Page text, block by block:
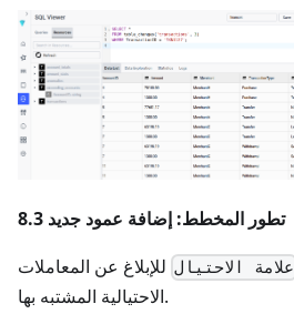
8.3 تطور المخطط: إضافة عمود جديد
علامة الاحتيال للإبلاغ عن المعاملات
الاحتيالية المشتبه بها.